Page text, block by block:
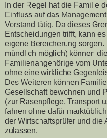
In der Regel hat die Familie
Einfluss auf das
Vorstand tätig. Da dieses
Entscheidungen trifft, kann
eigene Bereicherung sorgen.
mündlich möglich) können
Familienangehörige vom
ohne eine wirkliche
Des Weiteren können
Gesellschaft bewohnen und
(zur Rasenpflege, Transport
fahren ohne dafür
der Wirtschaftsprüfer und die
zulassen.